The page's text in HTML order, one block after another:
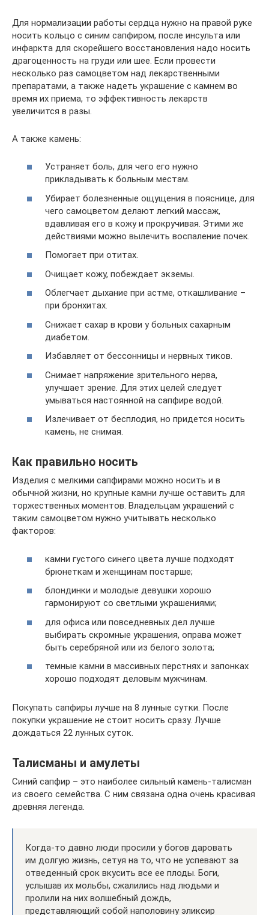
Для нормализации работы сердца нужно на правой руке
носить кольцо с синим сапфиром, после инсульта или
инфаркта для скорейшего восстановления надо носить
драгоценность на груди или шее. Если провести
несколько раз самоцветом над лекарственными
препаратами, а также надеть украшение с камнем во
время их приема, то эффективность лекарств
увеличится в разы.
А также камень:
Устраняет боль, для чего его нужно
прикладывать к больным местам.
Убирает болезненные ощущения в пояснице, для
чего самоцветом делают легкий массаж,
вдавливая его в кожу и прокручивая. Этими же
действиями можно вылечить воспаление почек.
Помогает при отитах.
Очищает кожу, побеждает экземы.
Облегчает дыхание при астме, откашливание –
при бронхитах.
Снижает сахар в крови у больных сахарным
диабетом.
Избавляет от бессонницы и нервных тиков.
Снимает напряжение зрительного нерва,
улучшает зрение. Для этих целей следует
умываться настоянной на сапфире водой.
Излечивает от бесплодия, но придется носить
камень, не снимая.
Как правильно носить
Изделия с мелкими сапфирами можно носить и в
обычной жизни, но крупные камни лучше оставить для
торжественных моментов. Владельцам украшений с
таким самоцветом нужно учитывать несколько
факторов:
камни густого синего цвета лучше подходят
брюнеткам и женщинам постарше;
блондинки и молодые девушки хорошо
гармонируют со светлыми украшениями;
для офиса или повседневных дел лучше
выбирать скромные украшения, оправа может
быть серебряной или из белого золота;
темные камни в массивных перстнях и запонках
хорошо подходят деловым мужчинам.
Покупать сапфиры лучше на 8 лунные сутки. После
покупки украшение не стоит носить сразу. Лучше
дождаться 22 лунных суток.
Талисманы и амулеты
Синий сапфир – это наиболее сильный камень-талисман
из своего семейства. С ним связана одна очень красивая
древняя легенда.
Когда-то давно люди просили у богов даровать
им долгую жизнь, сетуя на то, что не успевают за
отведенный срок вкусить все ее плоды. Боги,
услышав их мольбы, сжалились над людьми и
пролили на них волшебный дождь,
представляющий собой наполовину эликсир